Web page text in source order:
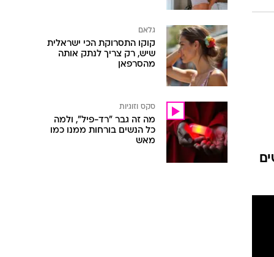
גלאם
קוקו התסרוקת הכי ישראלית
שיש, רק צריך לנתק אותה
מהסרפאן
סקס וזוגיות
מה זה גבר "רד-פיל", ולמה
כל הנשים בורחות ממנו כמו
מאש